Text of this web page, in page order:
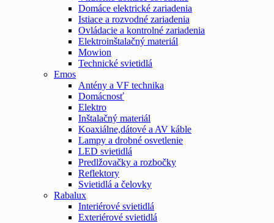
Domáce elektrické zariadenia
Istiace a rozvodné zariadenia
Ovládacie a kontrolné zariadenia
Elektroinštalačný materiál
Mowion
Technické svietidlá
Emos
Antény a VF technika
Domácnosť
Elektro
Inštalačný materiál
Koaxiálne,dátové a AV káble
Lampy a drobné osvetlenie
LED svietidlá
Predlžovačky a rozbočky
Reflektory
Svietidlá a čelovky
Rabalux
Interiérové svietidlá
Exteriérové svietidlá